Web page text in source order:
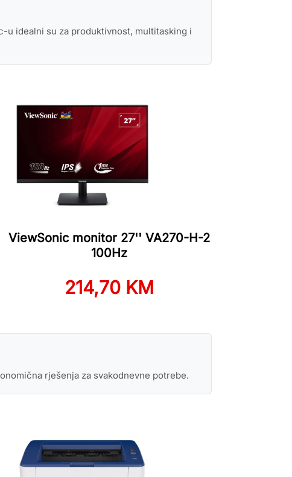
u idealni su za produktivnost, multitasking i
ViewSonic monitor 27'' VA270-H-2
100Hz
214,70 KM
rješenja za svakodnevne potrebe.